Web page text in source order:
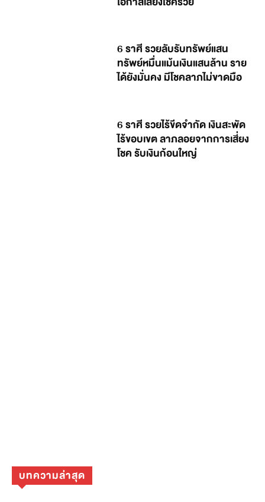
6 ราศี รวยลับรับทรัพย์แสน
ทรัพย์หมื่นแม้นเงินแสนล้าน ราย
ได้ยังมั่นคง มีโชคลาภไม่ขาดมือ
6 ราศี รวยไร้ขีดจำกัด เงินสะพัด
ไร้ขอบเขต ลาภลอยจากการเสี่ยง
โชค รับเงินก้อนใหญ่
บทความล่าสุด